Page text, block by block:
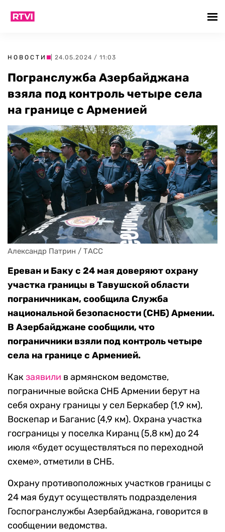
НОВОСТИ | 24.05.2024 / 11:03
Погранслужба Азербайджана
взяла под контроль четыре села
на границе с Арменией
Александр Патрин / ТАСС
Ереван и Баку с 24 мая доверяют охрану
участка границы в Тавушской области
пограничникам, сообщила Служба
национальной безопасности (СНБ) Армении.
В Азербайджане сообщили, что
пограничники взяли под контроль четыре
села на границе с Арменией.
Какзаявили в армянском ведомстве,
пограничные войска СНБ Армении берут на
себя охрану границы у сел Беркабер (1,9 км),
Воскепар и Баганис (4,9 км). Охрана участка
госграницы у поселка Киранц (5,8 км) до 24
июля «будет осуществляться по переходной
схеме», отметили в СНБ.
Охрану противоположных участков границы с
24 мая будут осуществлять подразделения
Госпогранслужбы Азербайджана, говорится в
сообщении ведомства.